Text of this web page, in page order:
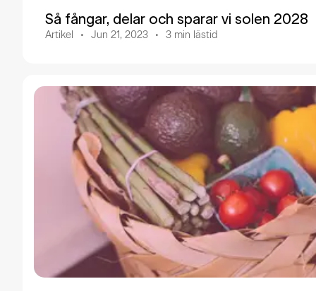
Så fångar, delar och sparar vi solen 2028
Artikel Jun 21, 2023 3 min lästid